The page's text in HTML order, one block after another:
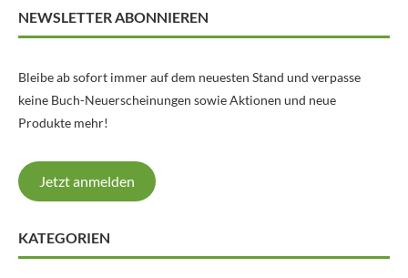
NEWSLETTER ABONNIEREN
Bleibe ab sofort immer auf dem neuesten Stand und verpasse
keine Buch-Neuerscheinungen sowie Aktionen und neue
Produkte mehr!
Jetzt anmelden
KATEGORIEN